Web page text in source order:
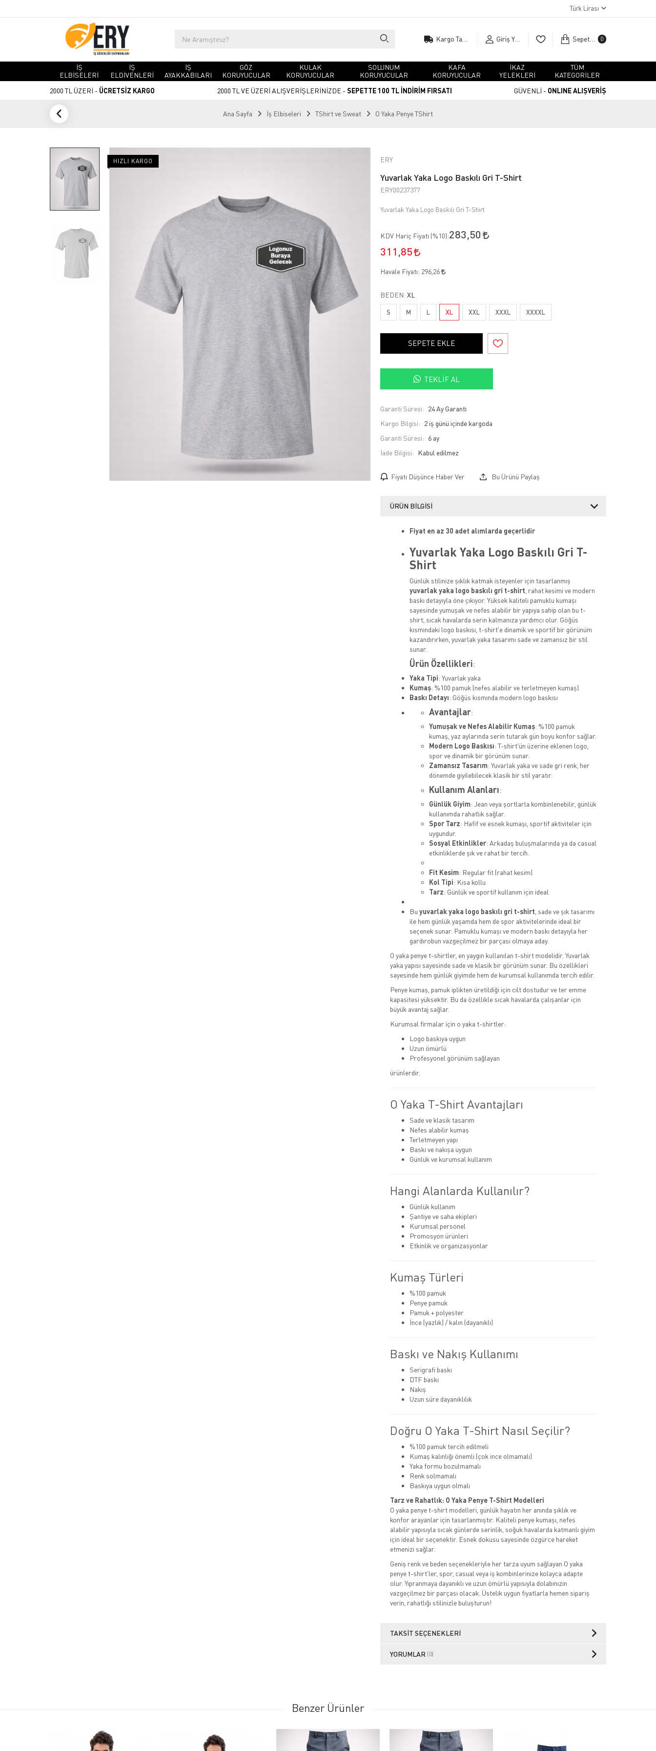
Türk Lirası
Giriş Yap Sepetim 0
İŞ
ELBİSELERİ
İŞ
ELDİVENLERİ
İŞ
AYAKKABILARI
GÖZ
KORUYUCULAR
KULAK
KORUYUCULAR
SOLUNUM
KORUYUCULAR
KAFA
KORUYUCULAR
İKAZ
YELEKLERİ
TÜM
KATEGORİLER
2000 TL ÜZERİ - ÜCRETSİZ KARGO 2000 TL VE ÜZERİ ALIŞVERİŞLERİNİZDE - SEPETTE 100 TL İNDİRİM FIRSATI GÜVENLİ - ONLINE ALIŞVERİŞ
Ana Sayfa İş Elbiseleri TShirt ve Sweat O Yaka Penye TShirt
HIZLI KARGO ERY
Yuvarlak Yaka Logo Baskılı Gri T-Shirt
ERY00237377
Yuvarlak Yaka Logo Baskılı Gri T-Shirt
KDV Hariç Fiyatı (%10):283,50
311,85
Havale Fiyatı: 296,26
BEDEN: XL
S M L XL XXL XXXL XXXXL
SEPETE EKLE
TEKLIF AL
Garanti Süresi: 24 Ay Garanti
Kargo Bilgisi: 2 iş günü içinde kargoda
Garanti Süresi: 6 ay
İade Bilgisi:
Fiyatı Düşünce Haber Ver Bu Ürünü Paylaş
ÜRÜN BILGISI
Fiyat en az 30 adet alımlarda geçerlidir
Yuvarlak Yaka Logo Baskılı Gri T-
Shirt
Günlük stilinize şıklık katmak isteyenler için tasarlanmış
yuvarlak yaka logo baskılı gri t-shirt , rahat kesimi ve modern
baskı detayıyla öne çıkıyor. Yüksek kaliteli pamuklu kumaşı
sayesinde yumuşak ve nefes alabilir bir yapıya sahip olan bu t-
shirt, sıcak havalarda serin kalmanıza yardımcı olur. Göğüs
kısmındaki logo baskısı, t-shirt'e dinamik ve sportif bir görünüm
kazandırırken, yuvarlak yaka tasarımı sade ve zamansız bir stil
sunar.
Ürün Özellikleri:
Yaka Tipi: Yuvarlak yaka
Kumaş: %100 pamuk (nefes alabilir ve terletmeyen kumaş)
Baskı Detayı: Göğüs kısmında modern logo baskısı
Avantajlar:
Yumuşak ve Nefes Alabilir Kumaş: %100 pamuk
kumaş, yaz aylarında serin tutarak gün boyu konfor sağlar.
Modern Logo Baskısı: T-shirt'ün üzerine eklenen logo,
spor ve dinamik bir görünüm sunar.
Zamansız Tasarım: Yuvarlak yaka ve sade gri renk, her
dönemde giyilebilecek klasik bir stil yaratır.
Kullanım Alanları:
Günlük Giyim: Jean veya şortlarla kombinlenebilir, günlük
kullanımda rahatlık sağlar.
Spor Tarz: Hafif ve esnek kumaşı, sportif aktiviteler için
uygundur.
Sosyal Etkinlikler: Arkadaş buluşmalarında ya da casual
etkinliklerde şık ve rahat bir tercih.
Fit Kesim: Regular fit (rahat kesim)
Kol Tipi: Kısa kollu
Tarz: Günlük ve sportif kullanım için ideal
Bu yuvarlak yaka logo baskılı gri t-shirt , sade ve şık tasarımı
ile hem günlük yaşamda hem de spor aktivitelerinde ideal bir
seçenek sunar. Pamuklu kumaşı ve modern baskı detayıyla her
gardırobun vazgeçilmez bir parçası olmaya aday.
O yaka penye t-shirtler, en yaygın kullanılan t-shirt modelidir. Yuvarlak
yaka yapısı sayesinde sade ve klasik bir görünüm sunar. Bu özellikleri
sayesinde hem günlük giyimde hem de kurumsal kullanımda tercih edilir.
Penye kumaş, pamuk iplikten üretildiği için cilt dostudur ve ter emme
kapasitesi yüksektir. Bu da özellikle sıcak havalarda çalışanlar için
büyük avantaj sağlar.
Kurumsal firmalar için o yaka t-shirtler:
Logo baskıya uygun
Uzun ömürlü
Profesyonel görünüm sağlayan
ürünlerdir.
O Yaka T-Shirt Avantajları
Sade ve klasik tasarım
Nefes alabilir kumaş
Terletmeyen yapı
Baskı ve nakışa uygun
Günlük ve kurumsal kullanım
Hangi Alanlarda Kullanılır?
Günlük kullanım
Şantiye ve saha ekipleri
Kurumsal personel
Promosyon ürünleri
Etkinlik ve organizasyonlar
Kumaş Türleri
%100 pamuk
Penye pamuk
Pamuk + polyester
İnce (yazlık) / kalın (dayanıklı)
Baskı ve Nakış Kullanımı
Serigrafi baskı
DTF baskı
Nakış
Uzun süre dayanıklılık
Doğru O Yaka T-Shirt Nasıl Seçilir?
%100 pamuk tercih edilmeli
Kumaş kalınlığı önemli (çok ince olmamalı)
Yaka formu bozulmamalı
Renk solmamalı
Baskıya uygun olmalı
Tarz ve Rahatlık: O Yaka Penye T-Shirt Modelleri
O yaka penye t-shirt modelleri, günlük hayatın her anında şıklık ve
konfor arayanlar için tasarlanmıştır. Kaliteli penye kumaşı, nefes
alabilir yapısıyla sıcak günlerde serinlik, soğuk havalarda katmanlı giyim
için ideal bir seçenektir. Esnek dokusu sayesinde özgürce hareket
etmenizi sağlar.
Geniş renk ve beden seçenekleriyle her tarza uyum sağlayan O yaka
penye t-shirt’ler, spor, casual veya iş kombinlerinize kolayca adapte
olur. Yıpranmaya dayanıklı ve uzun ömürlü yapısıyla dolabınızın
vazgeçilmez bir parçası olacak. Üstelik uygun fiyatlarla hemen sipariş
verin, rahatlığı stilinizle buluşturun!
TAKSIT SEÇENEKLERI
YORUMLAR (0)
Benzer Ürünler